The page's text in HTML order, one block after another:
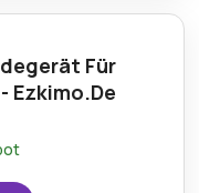
wenn der
Für
Ezkimo.De